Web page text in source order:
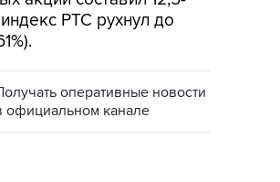
РТС рухнул до
оперативные новости
официальном канале